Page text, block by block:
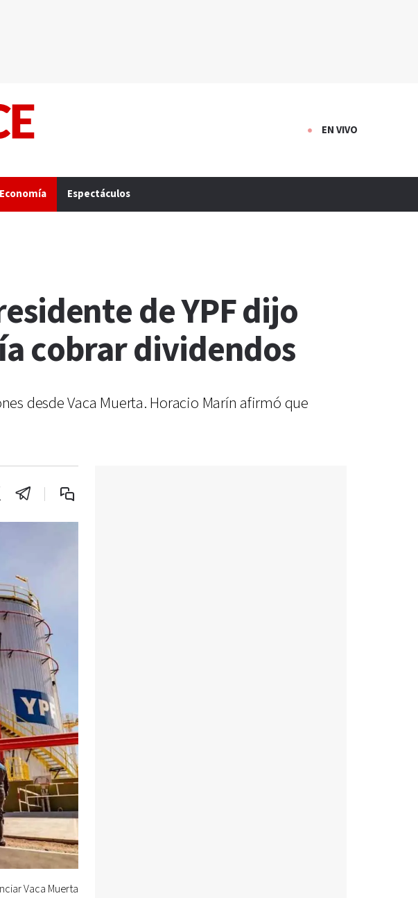
EN VIVO
Economía Espectáculos
de YPF dijo
cobrar dividendos
desde Vaca Muerta. Horacio Marín afirmó que
Vaca Muerta